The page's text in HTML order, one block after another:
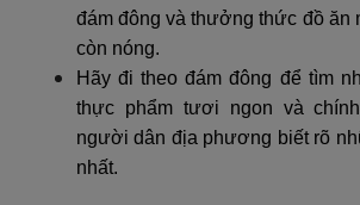
đám đông và thưởng thức đồ ăn
còn nóng.
Hãy đi theo đám đông để tìm
thực phẩm tươi ngon và
người dân địa phương biết rõ
nhất.